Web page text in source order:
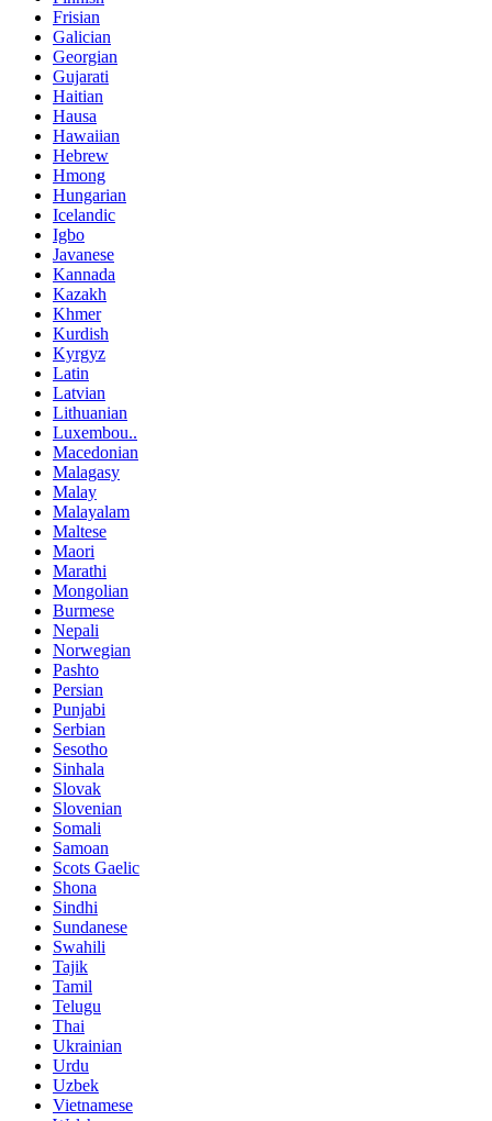
Frisian
Galician
Georgian
Gujarati
Haitian
Hausa
Hawaiian
Hebrew
Hmong
Hungarian
Icelandic
Igbo
Javanese
Kannada
Kazakh
Khmer
Kurdish
Kyrgyz
Latin
Latvian
Lithuanian
Luxembou..
Macedonian
Malagasy
Malay
Malayalam
Maltese
Maori
Marathi
Mongolian
Burmese
Nepali
Norwegian
Pashto
Persian
Punjabi
Serbian
Sesotho
Sinhala
Slovak
Slovenian
Somali
Samoan
Scots Gaelic
Shona
Sindhi
Sundanese
Swahili
Tajik
Tamil
Telugu
Thai
Ukrainian
Urdu
Uzbek
Vietnamese